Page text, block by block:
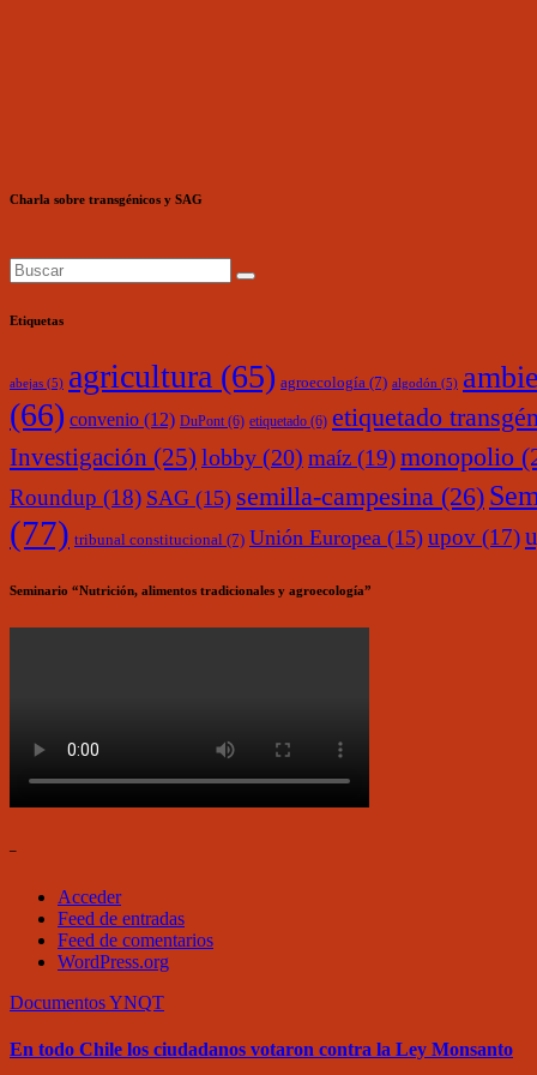
Charla sobre transgénicos y SAG
Etiquetas
abejas (5) agricultura (65) agroecología (7) algodón (5)
(66) convenio (12) DuPont (6) etiquetado (6) etiquetado
Investigación (25) lobby (20) maíz (19)monopolio
Roundup (18) SAG (15) semilla-campesina (26)
(77) tribunal constitucional (7) Unión Europea (15) upov (17)
Seminario “Nutrición, alimentos tradicionales y agroecología”
–
Acceder
Feed de entradas
Feed de comentarios
WordPress.org
DocumentosYNQT
En todo Chile los ciudadanos votaron contra la Ley Monsanto